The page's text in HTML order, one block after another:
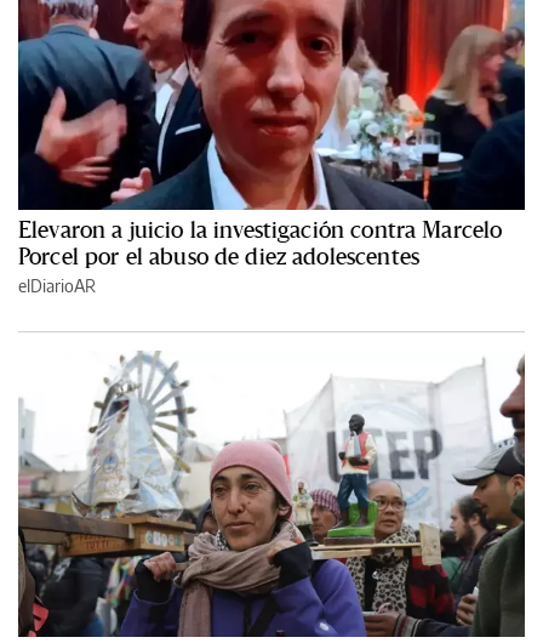
Elevaron a juicio la investigación contra Marcelo
Porcel por el abuso de diez adolescentes
elDiarioAR